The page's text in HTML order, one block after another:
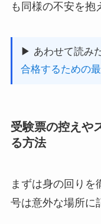
も同様の不安を抱
▶ あわせて読み
合格するための
受験票の控えや
る方法
まずは身の回りを
号は意外な場所に